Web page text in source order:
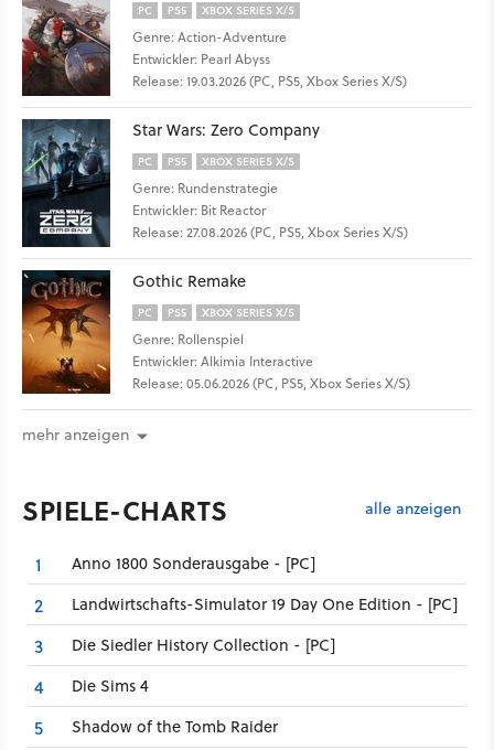
PC PS5 XBOX SERIES X/S
Genre: Action-Adventure
Entwickler: Pearl Abyss
Release: 19.03.2026 (PC, PS5, Xbox Series X/S)
Star Wars: Zero Company
PC PS5 XBOX SERIES X/S
Genre: Rundenstrategie
Entwickler: Bit Reactor
Release: 27.08.2026 (PC, PS5, Xbox Series X/S)
Gothic Remake
PC PS5 XBOX SERIES X/S
Genre: Rollenspiel
Entwickler: Alkimia Interactive
Release: 05.06.2026 (PC, PS5, Xbox Series X/S)
mehr anzeigen
SPIELE-CHARTS alle anzeigen
1 Anno 1800 Sonderausgabe - [PC]
2 Landwirtschafts-Simulator 19 Day One Edition - [PC]
3 Die Siedler History Collection - [PC]
4 Die Sims 4
5 Shadow of the Tomb Raider